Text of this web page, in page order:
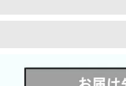
設置すると傾き
離し、下地を整